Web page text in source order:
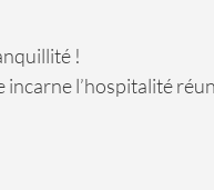
!
l’hospitalité